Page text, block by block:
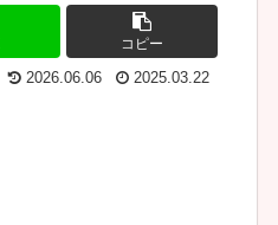
コピー
2026.06.06 2025.03.22